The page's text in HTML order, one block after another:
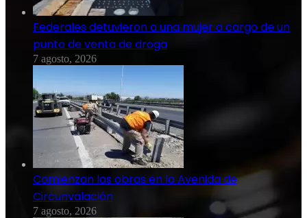
Federales detuvieron a una mujer a cargo de un
punto de venta de droga
7 agosto, 2026
Comienzan las obras en la Avenida de
Circunvalación
7 agosto, 2026